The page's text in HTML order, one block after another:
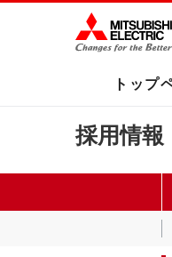
トップ
採用情報